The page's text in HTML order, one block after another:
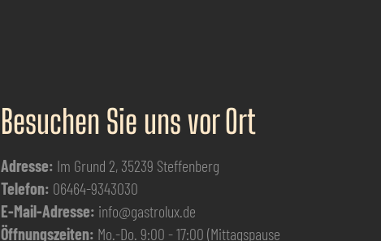
Besuchen Sie uns vor Ort
Adresse: Im Grund 2, 35239 Steffenberg
Telefon: 06464-9343030
E-Mail-Adresse: info@gastrolux.de
Öffnungszeiten: Mo.-Do. 9:00 - 17:00 (Mittagspause